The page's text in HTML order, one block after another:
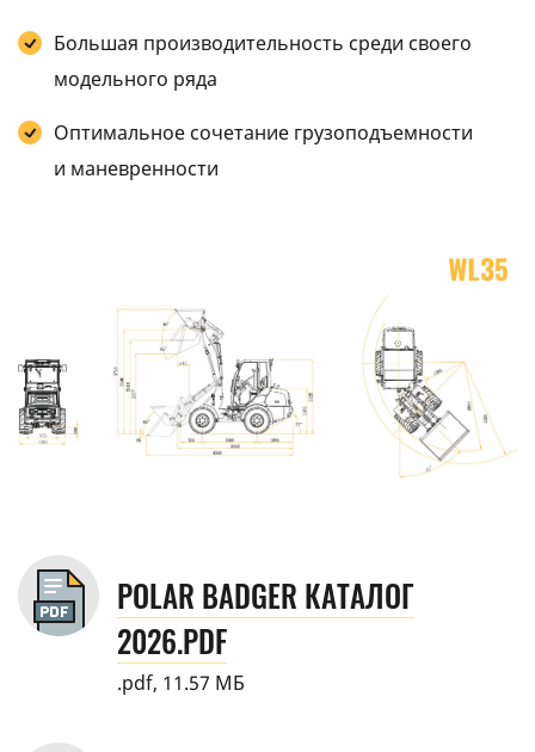
Большая производительность среди своего
модельного ряда
Оптимальное сочетание грузоподъемности
и маневренности
POLAR BADGER КАТАЛОГ
2026.PDF
.pdf, 11.57 МБ